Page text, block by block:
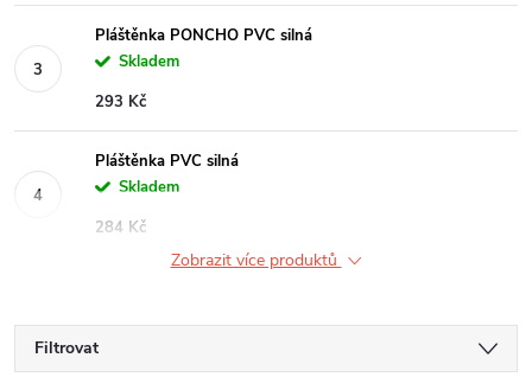
Pláštěnka PONCHO PVC silná
Skladem
293 Kč
Pláštěnka PVC silná
Skladem
284 Kč
Zobrazit více produktů
Filtrovat